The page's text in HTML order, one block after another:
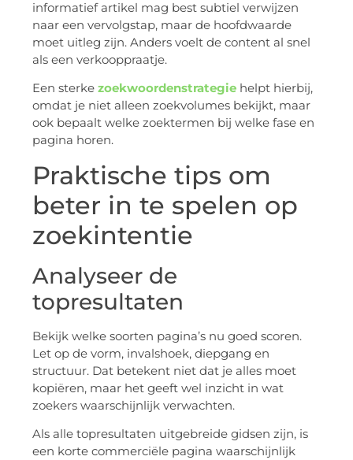
informatief artikel mag best subtiel verwijzen
naar een vervolgstap, maar de hoofdwaarde
moet uitleg zijn. Anders voelt de content al snel
als een verkooppraatje.
Een sterke zoekwoordenstrategie helpt hierbij,
omdat je niet alleen zoekvolumes bekijkt, maar
ook bepaalt welke zoektermen bij welke fase en
pagina horen.
Praktische tips om
beter in te spelen op
zoekintentie
Analyseer de
topresultaten
Bekijk welke soorten pagina’s nu goed scoren.
Let op de vorm, invalshoek, diepgang en
structuur. Dat betekent niet dat je alles moet
kopiëren, maar het geeft wel inzicht in wat
zoekers waarschijnlijk verwachten.
Als alle topresultaten uitgebreide gidsen zijn, is
een korte commerciële pagina waarschijnlijk